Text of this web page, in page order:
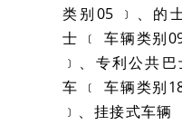
类别05 ﹞、的
士 ﹝ 车辆类别
﹞、专利公共
车 ﹝ 车辆类别
﹞、挂接式车辆